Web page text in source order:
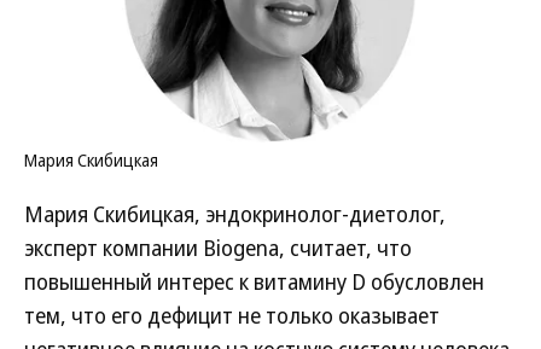
Мария Скибицкая
Мария Скибицкая, эндокринолог-диетолог,
эксперт компании Biogena, считает, что
повышенный интерес к витамину D обусловлен
тем, что его дефицит не только оказывает